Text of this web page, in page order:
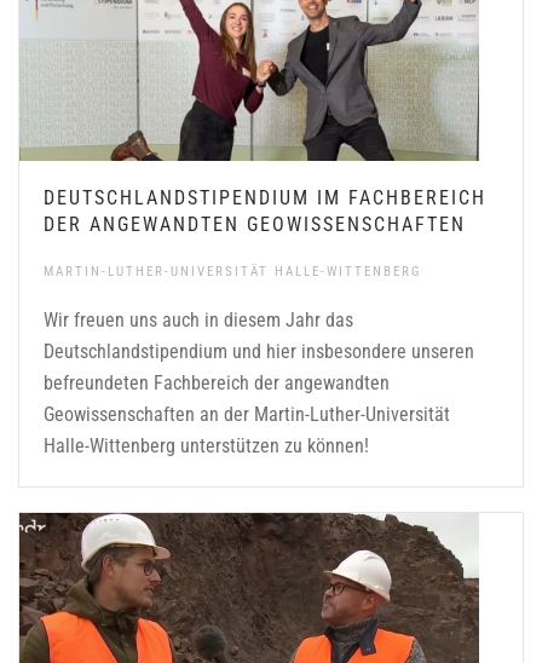
DEUTSCHLANDSTIPENDIUM IM FACHBEREICH
DER ANGEWANDTEN GEOWISSENSCHAFTEN
MARTIN-LUTHER-UNIVERSITÄT HALLE-WITTENBERG
Wir freuen uns auch in diesem Jahr das
Deutschlandstipendium und hier insbesondere unseren
befreundeten Fachbereich der angewandten
Geowissenschaften an der Martin-Luther-Universität
Halle-Wittenberg unterstützen zu können!